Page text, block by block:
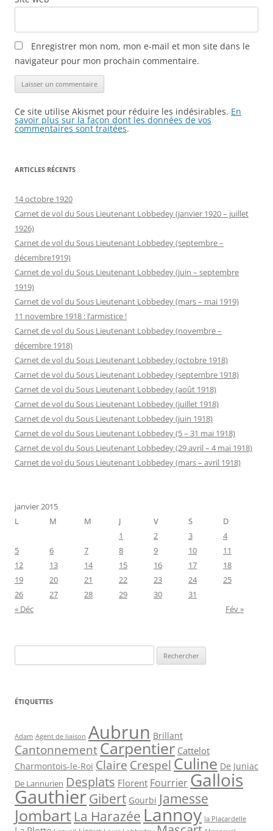
Enregistrer mon nom, mon e-mail et mon site dans le
navigateur pour mon prochain commentaire.
Ce site utilise Akismet pour réduire les indésirables. En
savoir plus sur la façon dont les données de vos
commentaires sont traitées.
ARTICLES RÉCENTS
14 octobre 1920
Carnet de vol du Sous Lieutenant Lobbedey (janvier 1920 – juillet
1926)
Carnet de vol du Sous Lieutenant Lobbedey (septembre –
décembre1919)
Carnet de vol du Sous Lieutenant Lobbedey (juin – septembre
1919)
Carnet de vol du Sous Lieutenant Lobbedey (mars – mai 1919)
11 novembre 1918 : l’armistice !
Carnet de vol du Sous Lieutenant Lobbedey (novembre –
décembre 1918)
Carnet de vol du Sous Lieutenant Lobbedey (octobre 1918)
Carnet de vol du Sous Lieutenant Lobbedey (septembre 1918)
Carnet de vol du Sous Lieutenant Lobbedey (août 1918)
Carnet de vol du Sous Lieutenant Lobbedey (juillet 1918)
Carnet de vol du Sous Lieutenant Lobbedey (juin 1918)
Carnet de vol du Sous Lieutenant Lobbedey (5 – 31 mai 1918)
Carnet de vol du Sous Lieutenant Lobbedey (29 avril – 4 mai 1918)
Carnet de vol du Sous Lieutenant Lobbedey (mars – avril 1918)
janvier 2015
L
M M J V S
D
1
2 3
4
5
6 7 8 9 10
11
12
13 14 15 16 17
18
19
20 21 22 23 24
25
26
27 28 29 30
31
« Déc
Fév »
ÉTIQUETTES
Adam Agent de liaison Aubrun Brillant
Cantonnement Carpentier Cattelot
Charmontois-le-Roi Claire Crespel Culine De Juniac
De Lannurien Desplats Florent Fourrier Gallois
GauthierGibert Gourbi Jamesse
Jombart La Harazée Lannoy la Placardelle